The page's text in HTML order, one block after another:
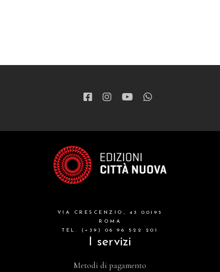
VIA CRESCENZIO, 43 00193
ROMA
TEL. (+39) 06 96 522 201
I servizi
Metodi di pagamento